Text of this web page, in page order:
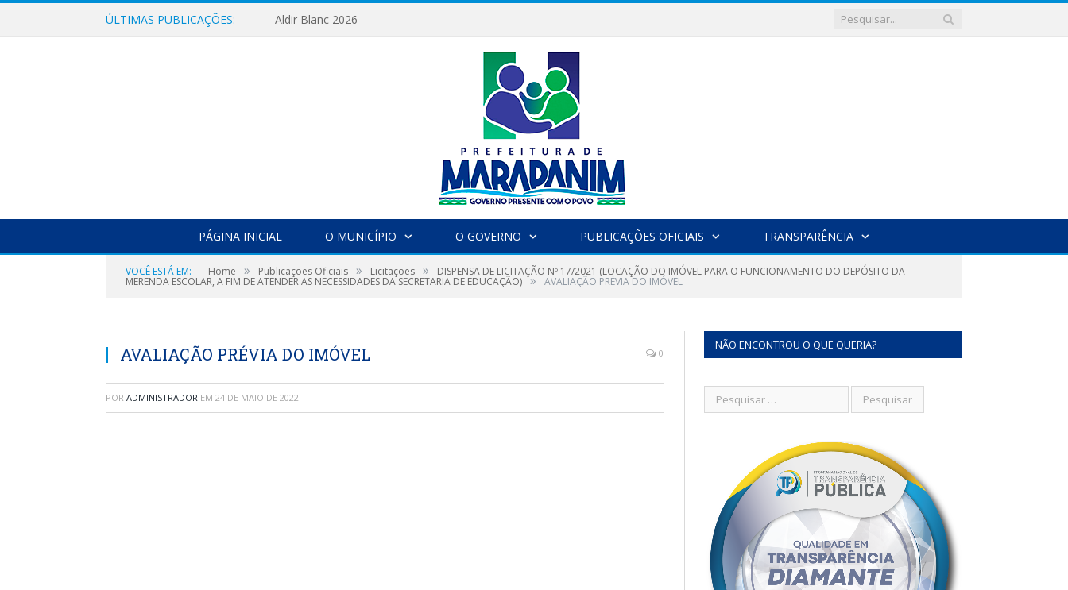
ÚLTIMAS PUBLICAÇÕES: Aldir Blanc 2026
PÁGINA INICIAL O MUNICÍPIO O GOVERNO PUBLICAÇÕES OFICIAIS TRANSPARÊNCIA
VOCÊ ESTÁ EM: Home » Publicações Oficiais » Licitações » DISPENSA DE LICITAÇÃO Nº 17/2021 (LOCAÇÃO DO IMÓVEL PARA O FUNCIONAMENTO DO DEPÓSITO DA
MERENDA ESCOLAR, A FIM DE ATENDER AS NECESSIDADES DA SECRETARIA DE EDUCAÇÃO) » AVALIAÇÃO PRÉVIA DO IMÓVEL
AVALIAÇÃO PRÉVIA DO IMÓVEL 0
POR ADMINISTRADOR EM 24 DE MAIO DE 2022
NÃO ENCONTROU O QUE QUERIA?